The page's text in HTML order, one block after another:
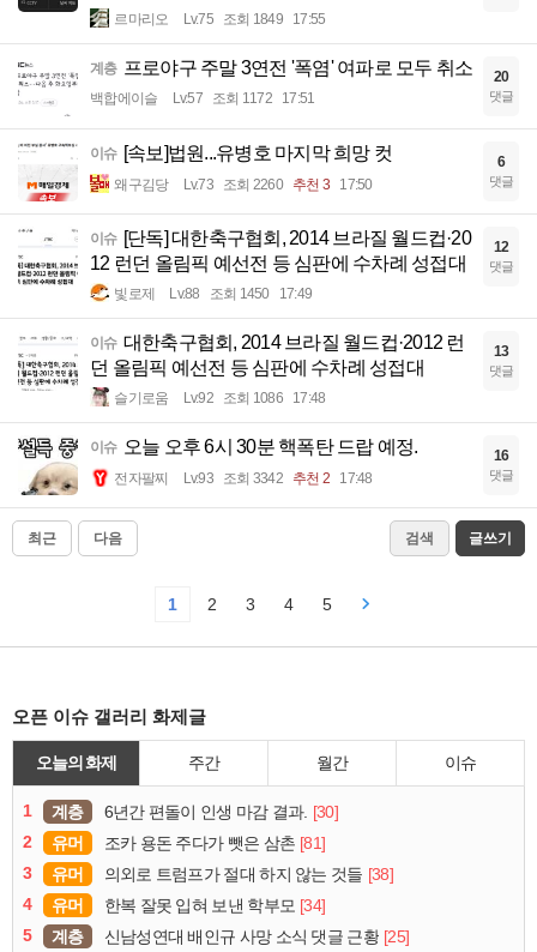
르마리오 Lv.75 조회 1849 17:55
계층 프로야구 주말 3연전 '폭염' 여파로 모두 취소
백합에이슬 Lv.57 조회 1172 17:51
20
댓글
이슈 [속보]법원...유병호 마지막 희망 컷
왜구김당 Lv.73 조회 2260 추천 3 17:50
6
댓글
이슈 [단독] 대한축구협회, 2014 브라질 월드컵·20
12 런던 올림픽 예선전 등 심판에 수차례 성접대
빛로제 Lv.88 조회 1450 17:49
12
댓글
이슈 대한축구협회, 2014 브라질 월드컵·2012 런
던 올림픽 예선전 등 심판에 수차례 성접대
슬기로움 Lv.92 조회 1086 17:48
13
댓글
이슈 오늘 오후 6시 30분 핵폭탄 드랍 예정.
전자팔찌 Lv.93 조회 3342 추천 2 17:48
16
댓글
최근 다음 검색 글쓰기
1 2 3 4 5
오픈 이슈 갤러리 화제글
오늘의 화제 주간 월간 이슈
1 계층 6년간 편돌이 인생 마감 결과. [30]
2
유머 조카 용돈 주다가 뺏은 삼촌 [81]
3
유머 의외로 트럼프가 절대 하지 않는 것들 [38]
4
유머 한복 잘못 입혀 보낸 학부모 [34]
5
계층 신남성연대 배인규 사망 소식 댓글 근황 [25]